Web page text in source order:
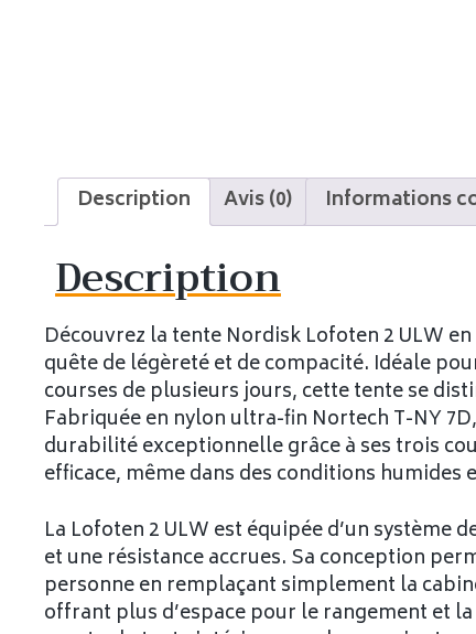
Description Avis (0) Informations
Description
Découvrez la tente Nordisk Lofoten 2 ULW
quête de légèreté et de compacité. Idéale
courses de plusieurs jours, cette tente se
Fabriquée en nylon ultra-fin Nortech T-NY
durabilité exceptionnelle grâce à ses trois
efficace, même dans des conditions humides
La Lofoten 2 ULW est équipée d’un
et une résistance accrues. Sa conception
personne en remplaçant simplement la
offrant plus d’espace pour le rangement et